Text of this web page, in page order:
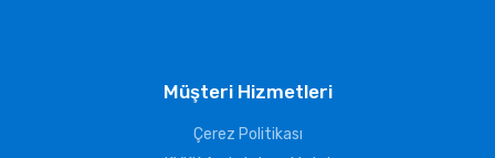
Müşteri Hizmetleri
Çerez Politikası